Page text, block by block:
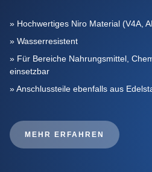
» Hochwertiges Niro Material (V4A,
» Wasserresistent
» Für Bereiche Nahrungsmittel,
einsetzbar
»Anschlussteile ebenfalls aus
MEHR ERFAHREN